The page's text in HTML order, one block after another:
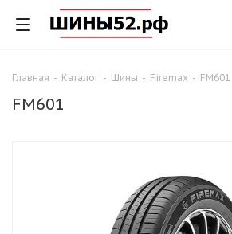
Главная - Каталог - Шины - Firemax - FM601
FM601